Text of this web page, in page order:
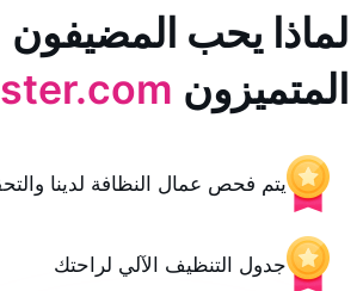
المضيفون
Cleanster.com
عمال النظافة لدينا والتحقق منها
التنظيف الآلي لراحتك